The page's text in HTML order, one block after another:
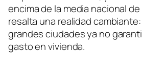
encima de la media nacional
resalta una realidad
grandes ciudades ya no
gasto en vivienda.